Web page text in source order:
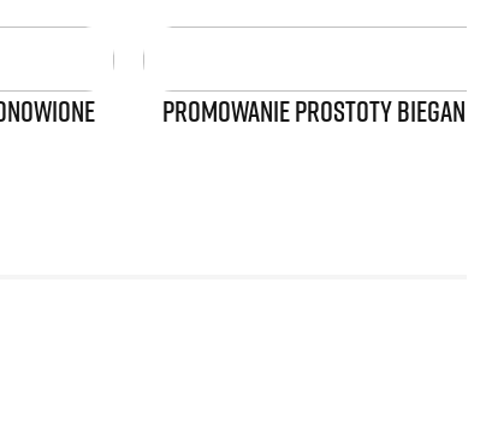
PROMOWANIE PROSTOTY